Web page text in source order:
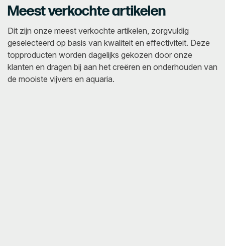
Meest verkochte artikelen
Dit zijn onze meest verkochte artikelen, zorgvuldig
geselecteerd op basis van kwaliteit en effectiviteit. Deze
topproducten worden dagelijks gekozen door onze
klanten en dragen bij aan het creëren en onderhouden van
de mooiste vijvers en aquaria.